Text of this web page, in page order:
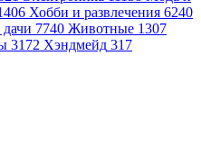
Хобби и развлечения 6240
7740 Животные 1307
3172 Хэндмейд 317